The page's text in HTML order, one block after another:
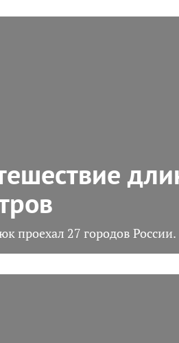
проехал 27 городов России.